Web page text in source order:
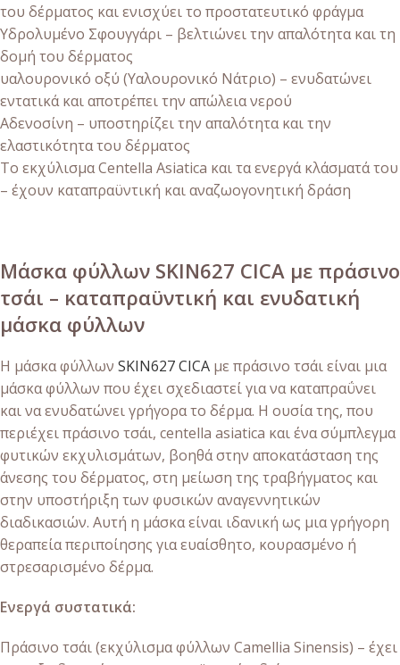
του δέρματος και ενισχύει το προστατευτικό φράγμα
Υδρολυμένο Σφουγγάρι – βελτιώνει την απαλότητα και τη
δομή του δέρματος
υαλουρονικό οξύ (Υαλουρονικό Νάτριο) – ενυδατώνει
εντατικά και αποτρέπει την απώλεια νερού
Αδενοσίνη – υποστηρίζει την απαλότητα και την
ελαστικότητα του δέρματος
Το εκχύλισμα Centella Asiatica και τα ενεργά κλάσματά του
– έχουν καταπραϋντική και αναζωογονητική δράση
Μάσκα φύλλων SKIN627 CICA με πράσινο
τσάι – καταπραϋντική και ενυδατική
μάσκα φύλλων
Η μάσκα φύλλων SKIN627 CICA με πράσινο τσάι είναι μια
μάσκα φύλλων που έχει σχεδιαστεί για να καταπραΰνει
και να ενυδατώνει γρήγορα το δέρμα. Η ουσία της, που
περιέχει πράσινο τσάι, centella asiatica και ένα σύμπλεγμα
φυτικών εκχυλισμάτων, βοηθά στην αποκατάσταση της
άνεσης του δέρματος, στη μείωση της τραβήγματος και
στην υποστήριξη των φυσικών αναγεννητικών
διαδικασιών. Αυτή η μάσκα είναι ιδανική ως μια γρήγορη
θεραπεία περιποίησης για ευαίσθητο, κουρασμένο ή
στρεσαρισμένο δέρμα.
Ενεργά συστατικά:
Πράσινο τσάι (εκχύλισμα φύλλων Camellia Sinensis) – έχει